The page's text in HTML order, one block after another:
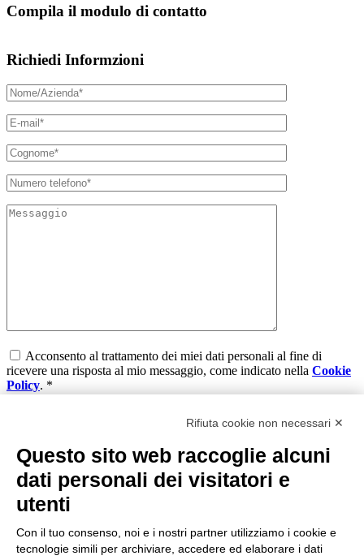
Compila il modulo di contatto
Richiedi Informzioni
Acconsento al trattamento dei miei dati personali al fine di
ricevere una risposta al mio messaggio, come indicato nella Cookie
Policy. *
STL Connext Srl
Via A. Grandi 43/b - Brescia
Capitale sociale € 50.000
REA: 470204 - PIVA: 02685480986
Rifiuta cookie non necessari ✕
Questo sito web raccoglie alcuni
dati personali dei visitatori e
utenti
Con il tuo consenso, noi e i nostri partner utilizziamo i cookie e
tecnologie simili per archiviare, accedere ed elaborare i dati